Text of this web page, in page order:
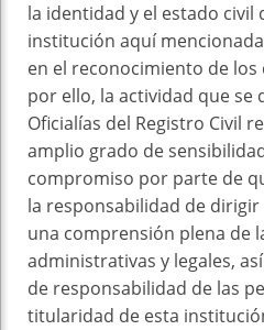
la identidad y el estado civil
institución aquí
en el reconocimiento de
por ello, la actividad que se
Oficialías del Registro Civil
amplio grado de
compromiso por parte de
la responsabilidad de
una comprensión plena de
administrativas y legales,
de responsabilidad de las
titularidad de esta